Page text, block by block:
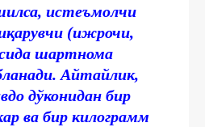
истеъмолчи
(ижрочи,
шартнома
Айтайлик,
дўконидан бир
ва бир килограмм